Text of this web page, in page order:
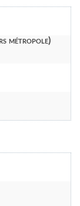
métropole)